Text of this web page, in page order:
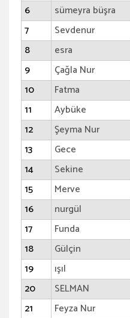
6
sümeyra büşra
7
Sevdenur
8
esra
9
Çağla Nur
10
Fatma
11
Aybüke
12
Şeyma Nur
13
Gece
14
Sekine
15
Merve
16
nurgül
17
Funda
18
Gülçin
19
ışıl
20
SELMAN
21
Feyza Nur